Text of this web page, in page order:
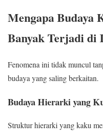
Mengapa Budaya
Banyak Terjadi di
Fenomena ini tidak muncul
budaya yang saling berkaitan.
Budaya Hierarki yang
Struktur hierarki yang kaku